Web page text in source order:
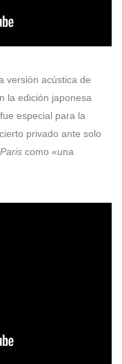
versión acústica de
la edición japonesa
especial para la
privado ante solo
como «una